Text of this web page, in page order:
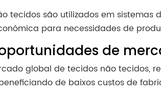
tecidos são utilizados em
para necessidades de
de
global de tecidos não tecidos,
de baixos custos de